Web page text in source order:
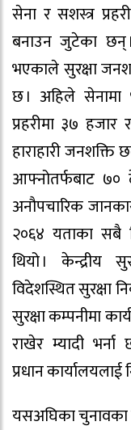
सेना र सशस्त्र
बनाउन जुटेका
भएकाले सुरक्षा
छ । अहिले सेनामा
प्रहरीमा ३७ हजार
हाराहारी जनशक्ति
आफ्नोतर्फबाट
अनौपचारिक
२०६४ यताका सबै
थियो । केन्द्रीय
विदेशस्थित सुरक्षा
सुरक्षा कम्पनीमा
राखेर म्यादी भर्ना
प्रधान कार्यालयलाई
यसअघिका चुनावका